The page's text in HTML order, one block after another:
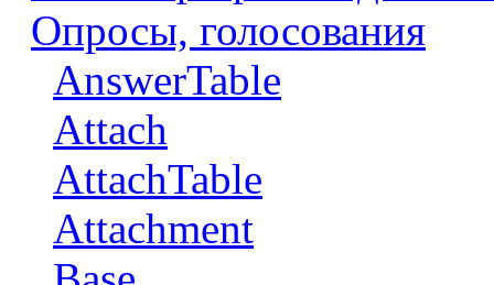
Опросы, голосования
AnswerTable
Attach
AttachTable
Attachment